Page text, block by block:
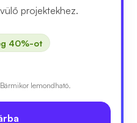
projektekhez.
40%-ot
lemondható.